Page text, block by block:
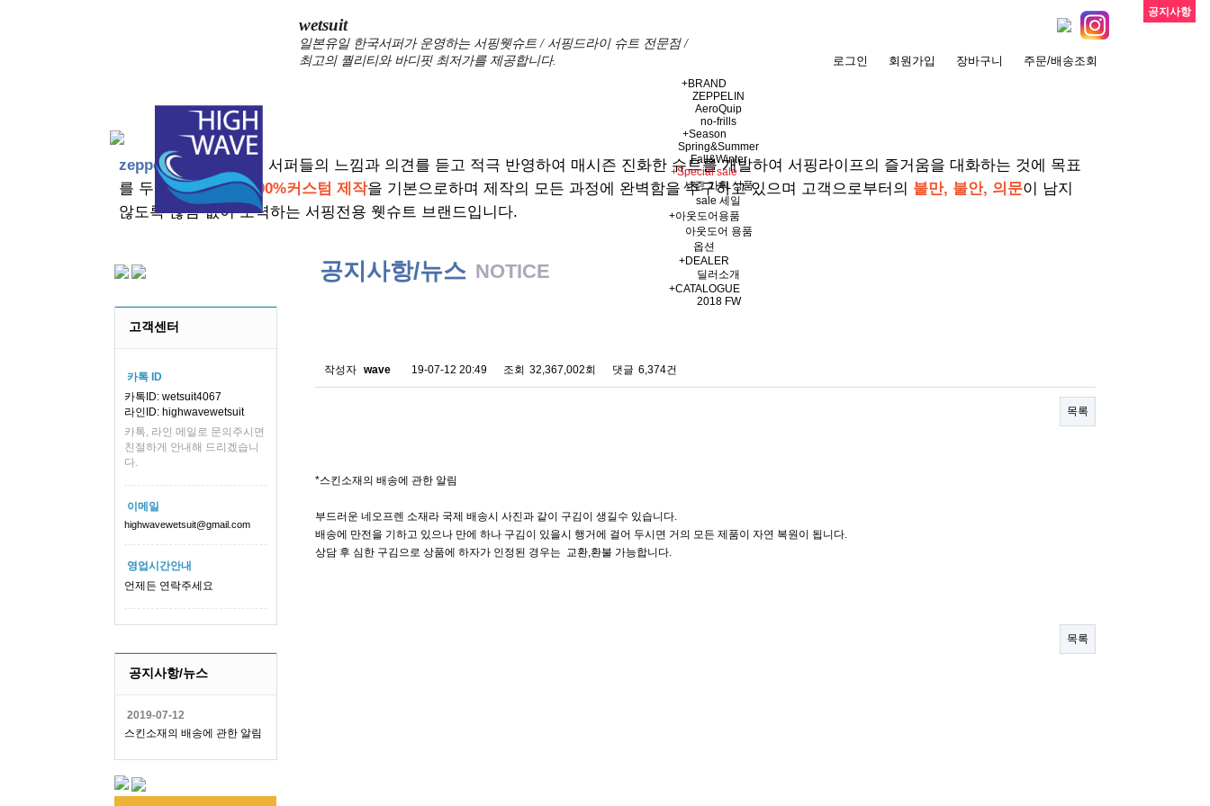
wetsuit
일본유일 한국서퍼가 운영하는 서핑웻슈트 / 서핑드라이 슈트 전문점 /
최고의 퀄리티와 바디핏 최저가를 제공합니다.
로그인 회원가입 장바구니 주문/배송조회
+BRAND
ZEPPELIN
AeroQuip
no-frills
+Season
Spring&Summer
Fall&Winter
+Special sale
시즌 기획 상품
sale 세일
+아웃도어용품
아웃도어 용품
옵션
+DEALER
딜러소개
+CATALOGUE
2018 FW
zeppelin wetsuits
는 서퍼들의 느낌과 의견를 듣고 적극 반영하여 매시즌 진화한 슈트를 개발하여 서핑라이프의 즐거움을 대화하는 것에 목표
를 두고 있습니다.100%커스텀 제작을 기본으로하며 제작의 모든 과정에 완벽함을 추구하고 있으며 고객으로부터의 불만, 불안, 의문이 남지
않도록 끊임 없이 노력하는 서핑전용 웻슈트 브랜드입니다.
고객센터
카톡 ID
카톡ID: wetsuit4067
라인ID: highwavewetsuit
카톡, 라인 메일로 문의주시면
친절하게 안내해 드리겠습니
다.
이메일
highwavewetsuit@gmail.com
영업시간안내
언제든 연락주세요
공지사항/뉴스
2019-07-12
스킨소재의 배송에 관한 알림
공지사항/뉴스 NOTICE
공지사항
작성자 wave 19-07-12 20:49 조회 32,367,002회 댓글 6,374건
목록
*스킨소재의 배송에 관한 알림
부드러운 네오프렌 소재라 국제 배송시 사진과 같이 구김이 생길수 있습니다.
배송에 만전을 기하고 있으나 만에 하나 구김이 있을시 행거에 걸어 두시면 거의 모든 제품이 자연 복원이 됩니다.
상담 후 심한 구김으로 상품에 하자가 인정된 경우는 교환,환불 가능합니다.
목록